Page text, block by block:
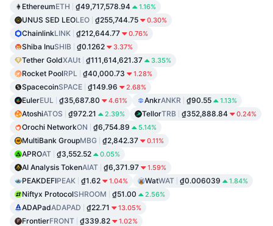
EthereumETH ₫49,717,578.94 1.16%
UNUS SED LEOLEO ₫255,744.75 0.30%
ChainlinkLINK ₫212,644.77 0.76%
Shiba InuSHIB ₫0.1262 3.37%
Tether GoldXAUt ₫111,614,621.37 3.35%
Rocket PoolRPL ₫40,000.73 1.28%
SpacecoinSPACE ₫149.96 2.68%
EulerEUL ₫35,687.80 4.61% AnkrANKR ₫90.55 1.13%
AtoshiATOS ₫972.21 2.39% TellorTRB ₫352,888.84 0.24%
Orochi NetworkON ₫6,754.89 5.14%
MultiBank GroupMBG ₫2,842.37 0.11%
APROAT ₫3,552.52 0.05%
AI Analysis TokenAIAT ₫6,371.97 1.59%
PEAKDEFIPEAK ₫1.62 1.04% WatWAT ₫0.006039 1.84%
Niftyx ProtocolSHROOM ₫51.00 2.56%
ADAPadADAPAD ₫22.71 13.05%
FrontierFRONT ₫339.82 1.02%